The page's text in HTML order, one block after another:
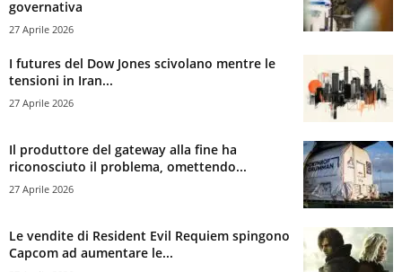
governativa
27 Aprile 2026
I futures del Dow Jones scivolano mentre le
tensioni in Iran...
27 Aprile 2026
Il produttore del gateway alla fine ha
riconosciuto il problema, omettendo...
27 Aprile 2026
Le vendite di Resident Evil Requiem spingono
Capcom ad aumentare le...